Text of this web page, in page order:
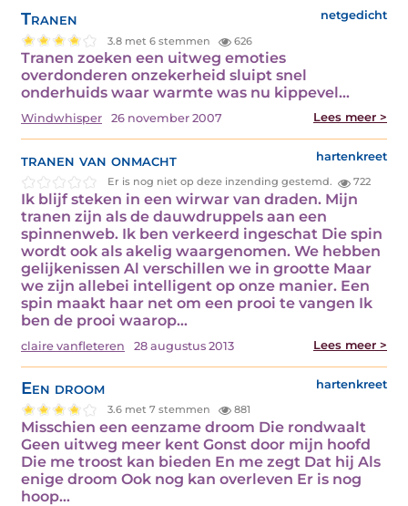
Tranen netgedicht
3.8 met 6 stemmen 626
Tranen zoeken een uitweg emoties
overdonderen onzekerheid sluipt snel
onderhuids waar warmte was nu kippevel…
Windwhisper 26 november 2007 Lees meer >
tranen van onmacht hartenkreet
Er is nog niet op deze inzending gestemd. 722
Ik blijf steken in een wirwar van draden. Mijn
tranen zijn als de dauwdruppels aan een
spinnenweb. Ik ben verkeerd ingeschat Die spin
wordt ook als akelig waargenomen. We hebben
gelijkenissen Al verschillen we in grootte Maar
we zijn allebei intelligent op onze manier. Een
spin maakt haar net om een prooi te vangen Ik
ben de prooi waarop…
claire vanfleteren 28 augustus 2013 Lees meer >
Een droom hartenkreet
3.6 met 7 stemmen 881
Misschien een eenzame droom Die rondwaalt
Geen uitweg meer kent Gonst door mijn hoofd
Die me troost kan bieden En me zegt Dat hij Als
enige droom Ook nog kan overleven Er is nog
hoop…